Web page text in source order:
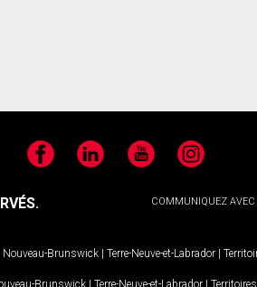
FacebookLinkedIn YouTubeInstagram
COMMUNIQUEZ AVEC
Nouveau-Brunswick | Terre-Neuve-et-Labrador |
Brunswick | Terre-Neuve-et-Labrador |